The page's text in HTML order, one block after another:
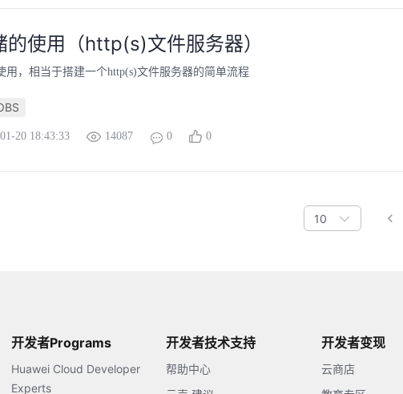
的使用（http(s)文件服务器）
用，相当于搭建一个http(s)文件服务器的简单流程
20 18:43:33 14087 0 0
10
开发者Programs
Huawei Cloud Developer
Experts
开发者技术支持
帮助中心
开发者变现
云商店